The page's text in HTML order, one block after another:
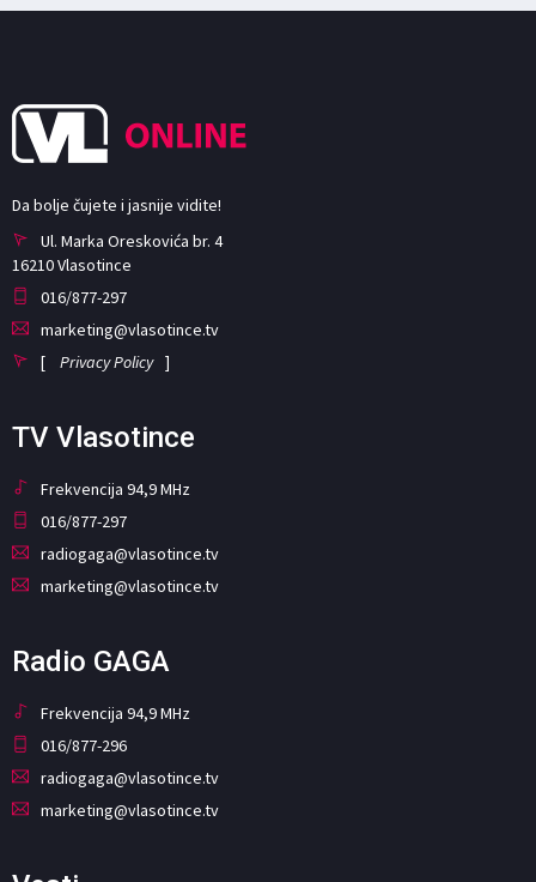
Da bolje čujete i jasnije vidite!
Ul. Marka Oreskovića br. 4
16210 Vlasotince
016/877-297
marketing@vlasotince.tv
[ Privacy Policy ]
TV Vlasotince
Frekvencija 94,9 MHz
016/877-297
radiogaga@vlasotince.tv
marketing@vlasotince.tv
Radio GAGA
Frekvencija 94,9 MHz
016/877-296
radiogaga@vlasotince.tv
marketing@vlasotince.tv